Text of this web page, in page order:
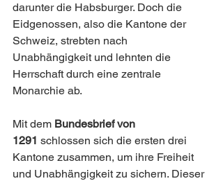
darunter die Habsburger. Doch die
Eidgenossen, also die Kantone der
Schweiz, strebten nach
Unabhängigkeit und lehnten die
Herrschaft durch eine zentrale
Monarchie ab.
Mit dem Bundesbrief von
1291 schlossen sich die ersten drei
Kantone zusammen, um ihre Freiheit
und Unabhängigkeit zu sichern. Dieser